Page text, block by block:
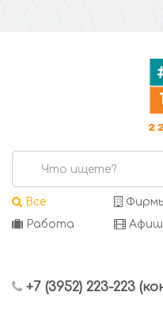
Все
Работа
+7 (3952) 223-223